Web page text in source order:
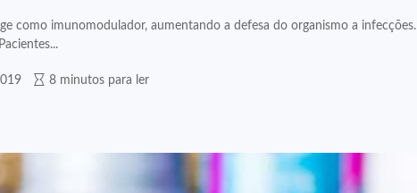
como imunomodulador, aumentando a defesa do organismo a infecções.
8 minutos para ler